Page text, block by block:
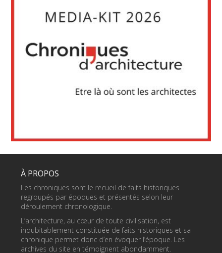
À PROPOS
Les chroniques sont le recueil de faits historiques
regroupés par époques et présentés selon leur
déroulement chronologique.
L’architecture, au cœur de toute civilisation, est
indubitablement constituée de faits historiques et sa
chronique permet donc d’en évoquer l’époque. Les
archives du site en témoignent abondamment.